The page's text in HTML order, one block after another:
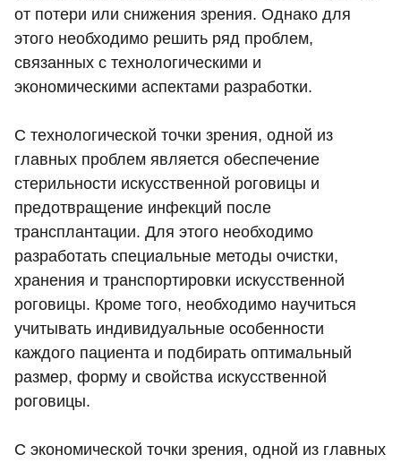
от потери или снижения зрения. Однако для
этого необходимо решить ряд проблем,
связанных с технологическими и
экономическими аспектами разработки.
С технологической точки зрения, одной из
главных проблем является обеспечение
стерильности искусственной роговицы и
предотвращение инфекций после
трансплантации. Для этого необходимо
разработать специальные методы очистки,
хранения и транспортировки искусственной
роговицы. Кроме того, необходимо научиться
учитывать индивидуальные особенности
каждого пациента и подбирать оптимальный
размер, форму и свойства искусственной
роговицы.
С экономической точки зрения, одной из главных